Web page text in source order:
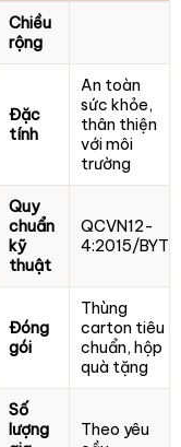
Chiều
rộng
Đặc
tính
An toàn
sức khỏe,
thân thiện
với môi
trường
Quy
chuẩn
kỹ
thuật
QCVN12-
4:2015/BYT
Đóng
gói
Thùng
carton tiêu
chuẩn, hộp
quà tặng
Số
lượng
Theo yêu